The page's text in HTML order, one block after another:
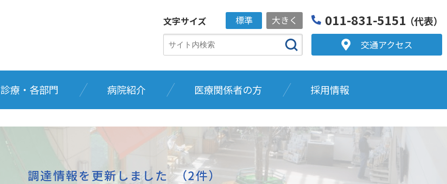
文字サイズ 標準 大きく 011-831-5151 （代表）
交通アクセス
診療・各部門 病院紹介 医療関係者の方 採用情報
調達情報を更新しました （2件）